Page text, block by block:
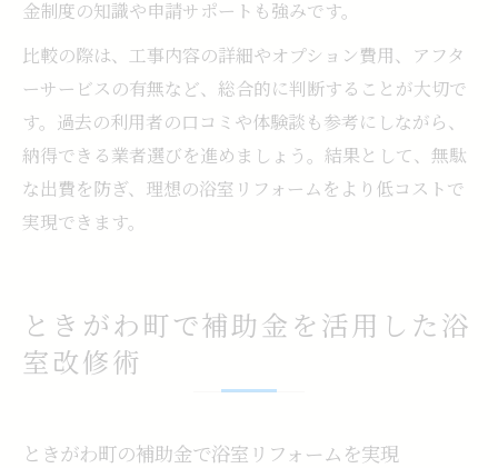
金制度の知識や申請サポートも強みです。
比較の際は、工事内容の詳細やオプション費用、アフタ
ーサービスの有無など、総合的に判断することが大切で
す。過去の利用者の口コミや体験談も参考にしながら、
納得できる業者選びを進めましょう。結果として、無駄
な出費を防ぎ、理想の浴室リフォームをより低コストで
実現できます。
ときがわ町で補助金を活用した浴
室改修術
ときがわ町の補助金で浴室リフォームを実現